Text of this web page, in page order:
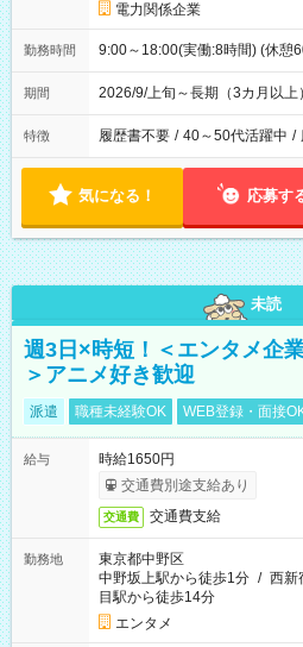
電力関係企業
勤務時間 9:00～18:00(実働:8時間) (休憩
期間 2026/9/上旬～長期（3カ月以
特徴 履歴書不要 / 40～50代活躍中 /
気になる！ 応募す
未読
週3日×時短！＜エンタメ企
＞アニメ好き歓迎
派遣 職種未経験OK WEB登録・面接
給与
時給1650円
交通費別途支給あり
交通費 交通費支給
勤務地
東京都中野区
中野坂上駅から徒歩1分 / 西新
目駅から徒歩14分
エンタメ